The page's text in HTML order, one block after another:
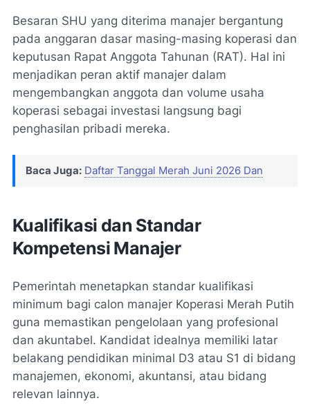
Besaran SHU yang diterima manajer bergantung
pada anggaran dasar masing-masing koperasi dan
keputusan Rapat Anggota Tahunan (RAT). Hal ini
menjadikan peran aktif manajer dalam
mengembangkan anggota dan volume usaha
koperasi sebagai investasi langsung bagi
penghasilan pribadi mereka.
Baca Juga: Daftar Tanggal Merah Juni 2026 Dan
Kualifikasi dan Standar
Kompetensi Manajer
Pemerintah menetapkan standar kualifikasi
minimum bagi calon manajer Koperasi Merah Putih
guna memastikan pengelolaan yang profesional
dan akuntabel. Kandidat idealnya memiliki latar
belakang pendidikan minimal D3 atau S1 di bidang
manajemen, ekonomi, akuntansi, atau bidang
relevan lainnya.